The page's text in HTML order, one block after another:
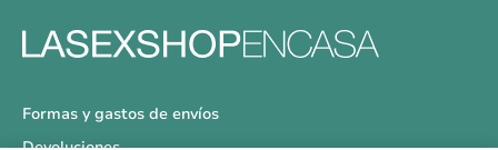
Formas y gastos de envíos